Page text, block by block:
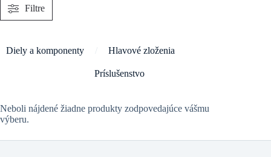
Diely a komponenty Hlavové zloženia
Príslušenstvo
Neboli nájdené žiadne produkty zodpovedajúce vášmu
výberu.
Filtre